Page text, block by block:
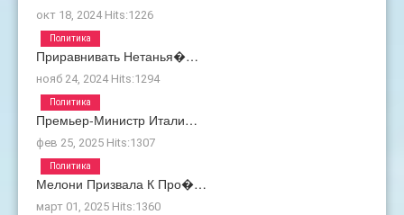
окт 18, 2024 Hits:1226
Приравнивать Нетанья�…
нояб 24, 2024 Hits:1294
Политика
Премьер-Министр Итали…
фев 25, 2025 Hits:1307
Политика
Мелони Призвала К Про�…
март 01, 2025 Hits:1360
Политика